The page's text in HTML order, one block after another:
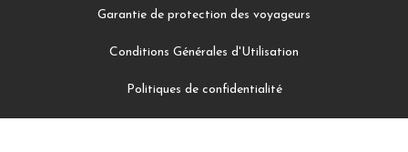
Garantie de protection des voyageurs
Conditions Générales d'Utilisation
Politiques de confidentialité